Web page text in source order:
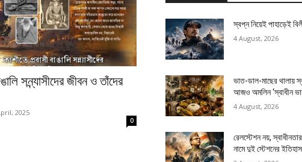
সন্ন্যাসীদের জীবন ও তাঁদের
2025
0
স্বপ্ন নিয়েই পাহাড়েই
4 August, 2026
ভাত-ডাল-মাছের থালায়
আজও অমলিন ‘স্বাধীন
4 August, 2026
রেলস্টেশন নয়,
নামে দুই স্টেশনের ইতিহাস